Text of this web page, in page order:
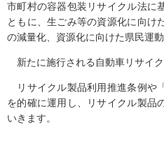
市町村の容器包装リサイクル法に
ともに、生ごみ等の資源化に向け
の減量化、資源化に向けた県民運
新たに施行される自動車リサイ
リサイクル製品利用推進条例や
を的確に運用し、リサイクル製品
いきます。